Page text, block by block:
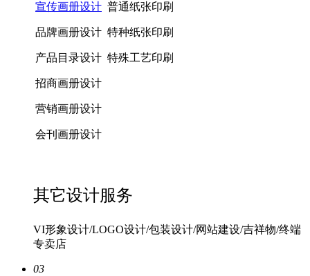
宣传画册设计
品牌画册设计
产品目录设计
招商画册设计
营销画册设计
会刊画册设计
普通纸张印刷
特种纸张印刷
特殊工艺印刷
其它设计服务
VI形象设计/LOGO设计/包装设计/网站建设/吉祥物/终端
专卖店
03